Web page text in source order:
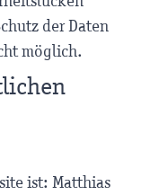
der Daten
möglich.
ist: Matthias